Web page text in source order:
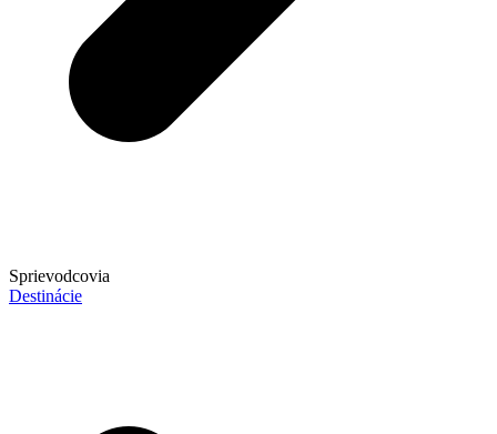
Sprievodcovia
Destinácie